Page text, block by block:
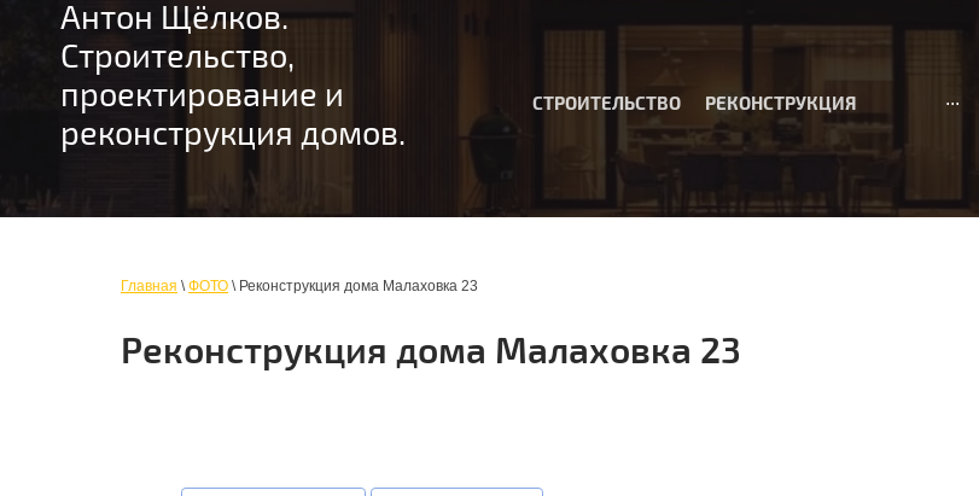
Антон Щёлков.
Строительство,
проектирование и
реконструкция домов.
СТРОИТЕЛЬСТВО РЕКОНСТРУКЦИЯ ...
Главная \ФОТО \ Реконструкция дома Малаховка 23
Реконструкция дома Малаховка 23